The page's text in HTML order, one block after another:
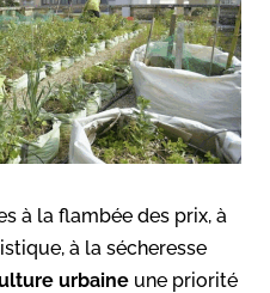
à la flambée des prix, à
à la sécheresse
urbaine une priorité